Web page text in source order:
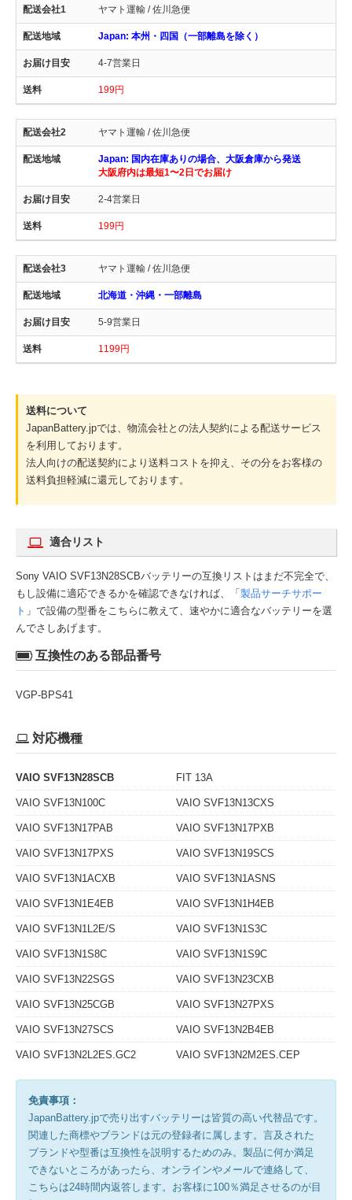
ヤマト運輸 / 佐川急便
Japan: 本州・四国（一部離島を除く）
4-7営業日
199円
ヤマト運輸 / 佐川急便
Japan: 国内在庫ありの場合、大阪倉庫から発送
大阪府内は最短1〜2日でお届け
2-4営業日
199円
ヤマト運輸 / 佐川急便
北海道・沖縄・一部離島
5-9営業日
1199円
送料について
JapanBattery.jpでは、物流会社との法人契約による配送サービス
を利用しております。
法人向けの配送契約により送料コストを抑え、その分をお客様の
送料負担軽減に還元しております。
適合リスト
Sony VAIO SVF13N28SCBバッテリーの互換リストはまだ不完全で、
もし設備に適応できるかを確認できなければ、「製品サーチサポー
ト 」で設備の型番をこちらに教えて、速やかに適合なバッテリーを選
んでさしあげます。
互換性のある部品番号
VGP-BPS41
対応機種
VAIO SVF13N28SCB FIT 13A
VAIO SVF13N100C VAIO SVF13N13CXS
VAIO SVF13N17PAB VAIO SVF13N17PXB
VAIO SVF13N17PXS VAIO SVF13N19SCS
VAIO SVF13N1ACXB VAIO SVF13N1ASNS
VAIO SVF13N1E4EB VAIO SVF13N1H4EB
VAIO SVF13N1L2E/S VAIO SVF13N1S3C
VAIO SVF13N1S8C VAIO SVF13N1S9C
VAIO SVF13N22SGS VAIO SVF13N23CXB
VAIO SVF13N25CGB VAIO SVF13N27PXS
VAIO SVF13N27SCS VAIO SVF13N2B4EB
VAIO SVF13N2L2ES.GC2 VAIO SVF13N2M2ES.CEP
免責事項：
JapanBattery.jpで売り出すバッテリーは皆質の高い代替品です。
関連した商標やブランドは元の登録者に属します。言及された
ブランドや型番は互換性を説明するためのみ。製品に何か満足
できないところがあったら、オンラインやメールで連絡して、
こちらは24時間内返答します。お客様に100％満足させるのが目